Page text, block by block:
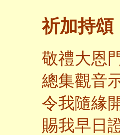
祈加持頌
敬禮大恩
總集觀音
令我隨緣
賜我早日